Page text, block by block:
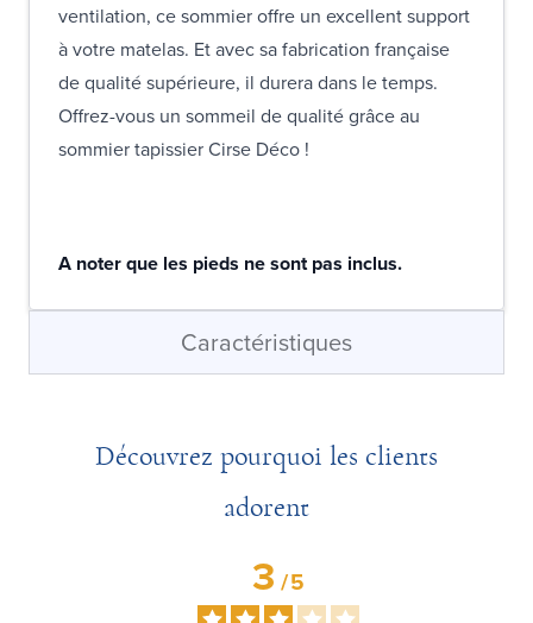
ventilation, ce sommier offre un excellent support
à votre matelas. Et avec sa fabrication française
de qualité supérieure, il durera dans le temps.
Offrez-vous un sommeil de qualité grâce au
sommier tapissier Cirse Déco !
A noter que les pieds ne sont pas inclus.
Caractéristiques
Découvrez pourquoi les clients
adorent
3/5